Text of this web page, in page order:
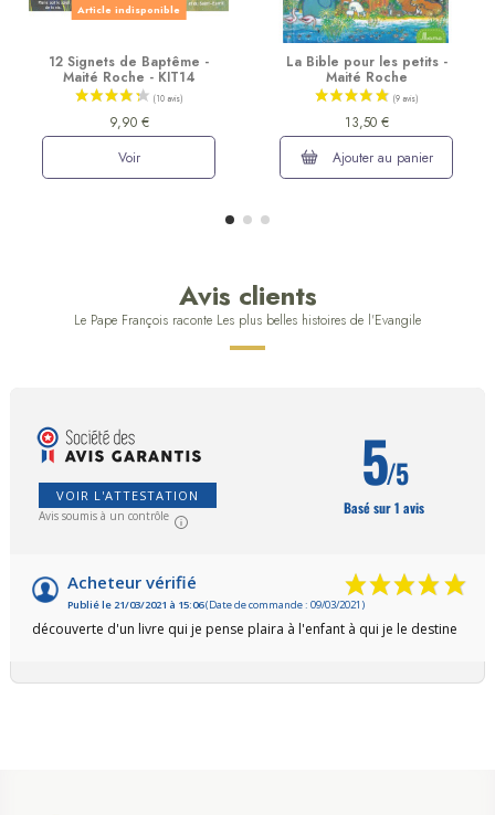
Article indisponible
12 Signets de Baptême -
Maité Roche - KIT14
9,90 €
Voir
La Bible pour les petits -
Maité Roche
13,50 €
Ajouter au panier
Avis clients
Le Pape François raconte Les plus belles histoires de l'Evangile
VOIR L'ATTESTATION
Avis soumis à un contrôle
5/5
Basé sur 1 avis
Acheteur vérifié
Publié le 21/03/2021 à 15:06(Date de commande : 09/03/2021)
découverte d'un livre qui je pense plaira à l'enfant à qui je le destine